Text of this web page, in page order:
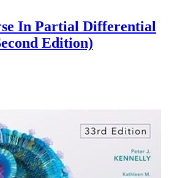
In Partial Differential
Edition)